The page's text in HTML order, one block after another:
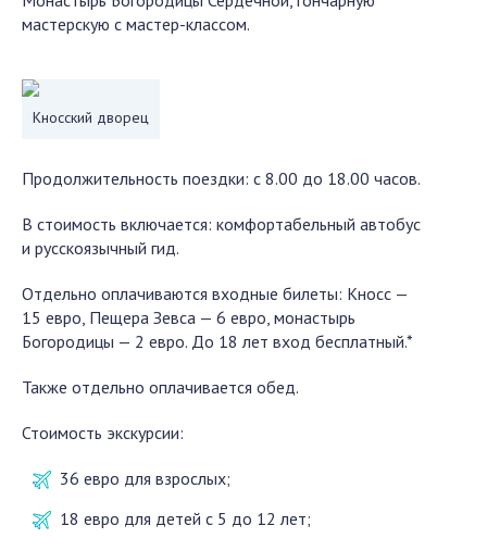
мастерскую с мастер-классом.
Кносский дворец
Продолжительность поездки: с 8.00 до 18.00 часов.
В стоимость включается: комфортабельный автобус
и русскоязычный гид.
Отдельно оплачиваются входные билеты: Кносс —
15 евро, Пещера Зевса — 6 евро, монастырь
Богородицы — 2 евро. До 18 лет вход бесплатный.*
Также отдельно оплачивается обед.
Стоимость экскурсии:
36 евро для взрослых;
18 евро для детей с 5 до 12 лет;